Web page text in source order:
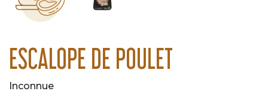
ESCALOPE DE POULET
Inconnue